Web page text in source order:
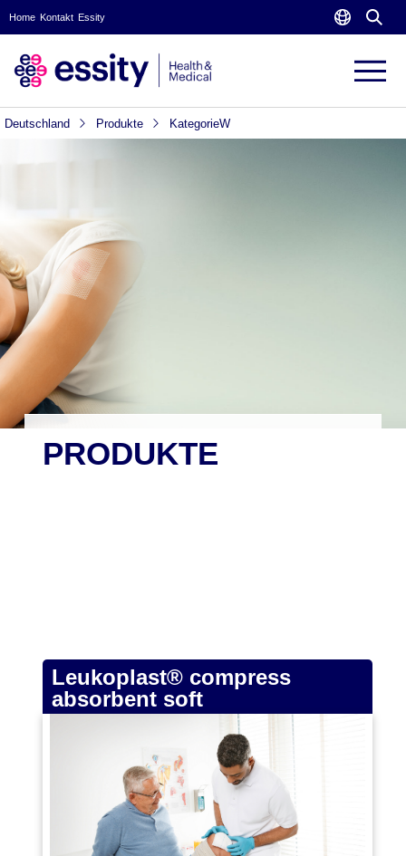
Home Kontakt Essity
Deutschland Produkte KategorieW
PRODUKTE
Leukoplast® compress
absorbent soft